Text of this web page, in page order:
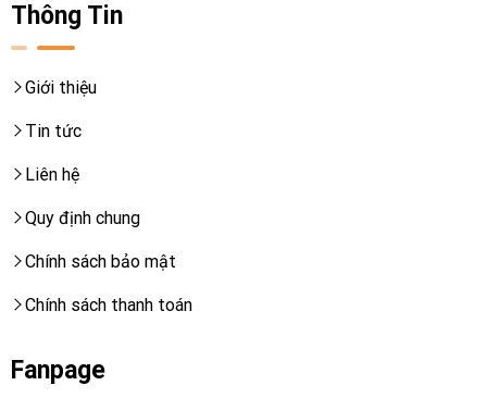
Thông Tin
Giới thiệu
Tin tức
Liên hệ
Quy định chung
Chính sách bảo mật
Chính sách thanh toán
Fanpage